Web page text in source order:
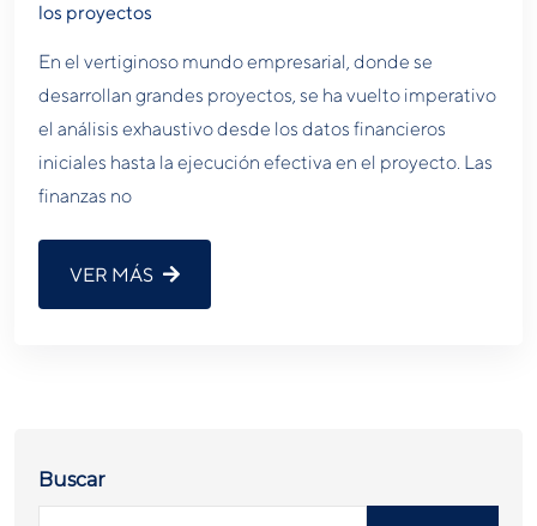
los proyectos
En el vertiginoso mundo empresarial, donde se
desarrollan grandes proyectos, se ha vuelto imperativo
el análisis exhaustivo desde los datos financieros
iniciales hasta la ejecución efectiva en el proyecto. Las
finanzas no
VER MÁS
Buscar